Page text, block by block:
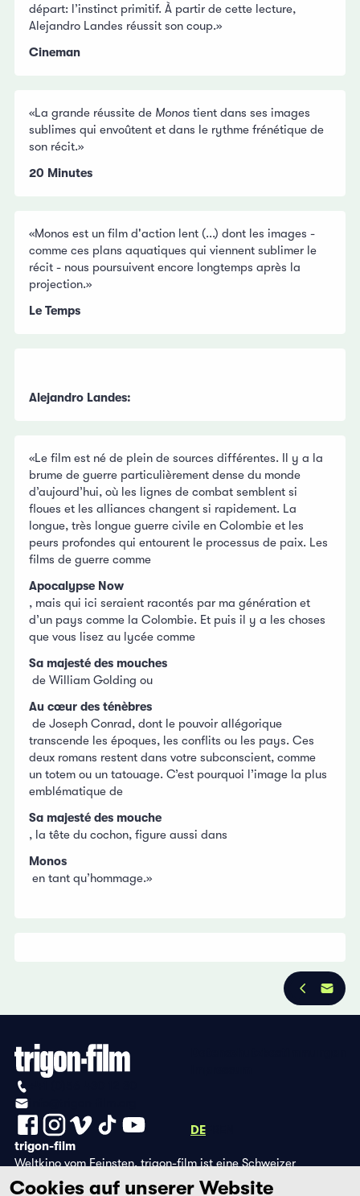
départ: l’instinct primitif. À partir de cette lecture,
Alejandro Landes réussit son coup.»
Cineman
«La grande réussite de Monos tient dans ses images
sublimes qui envoûtent et dans le rythme frénétique de
son récit.»
20 Minutes
«Monos est un film d'action lent (...) dont les images -
comme ces plans aquatiques qui viennent sublimer le
récit - nous poursuivent encore longtemps après la
projection.»
Le Temps
Alejandro Landes:
«Le film est né de plein de sources différentes. Il y a la
brume de guerre particulièrement dense du monde
d’aujourd’hui, où les lignes de combat semblent si
floues et les alliances changent si rapidement. La
longue, très longue guerre civile en Colombie et les
peurs profondes qui entourent le processus de paix. Les
films de guerre comme
Apocalypse Now
, mais qui ici seraient racontés par ma génération et
d’un pays comme la Colombie. Et puis il y a les choses
que vous lisez au lycée comme
Sa majesté des mouches
de William Golding ou
Au cœur des ténèbres
de Joseph Conrad, dont le pouvoir allégorique
transcende les époques, les conflits ou les pays. Ces
deux romans restent dans votre subconscient, comme
un totem ou un tatouage. C’est pourquoi l’image la plus
emblématique de
Sa majesté des mouche
, la tête du cochon, figure aussi dans
Monos
en tant qu’hommage.»
DE
trigon-film
Weltkino vom Feinsten. trigon-film ist eine Schweizer
Filmstiftung, die seit 1988 sorgfältig ausgewählte Filme aus
Cookies auf unserer Website